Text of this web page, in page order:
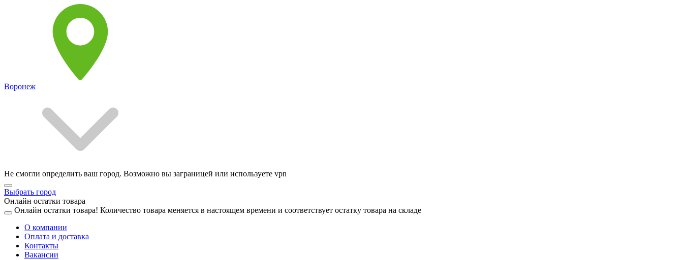
Воронеж
Не смогли определить ваш город. Возможно вы заграницей или используете vpn
Выбрать город
Онлайн остатки товара
Онлайн остатки товара! Количество товара меняется в настоящем времени и соответствует остатку товара на складе
О компании
Оплата и доставка
Контакты
Вакансии